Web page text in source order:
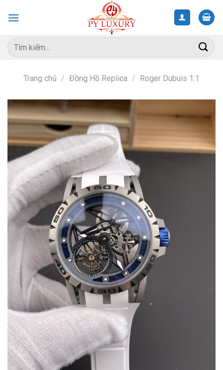
Tìm
kiếm:
Trang chủ / Đồng Hồ Replica / Roger Dubuis 1:1